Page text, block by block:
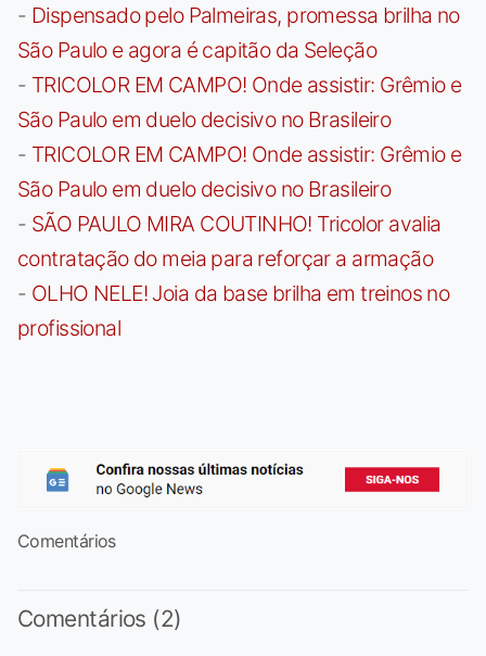
- Dispensado pelo Palmeiras, promessa brilha no
São Paulo e agora é capitão da Seleção
- TRICOLOR EM CAMPO! Onde assistir: Grêmio e
São Paulo em duelo decisivo no Brasileiro
- TRICOLOR EM CAMPO! Onde assistir: Grêmio e
São Paulo em duelo decisivo no Brasileiro
- SÃO PAULO MIRA COUTINHO! Tricolor avalia
contratação do meia para reforçar a armação
- OLHO NELE! Joia da base brilha em treinos no
profissional
Comentários
Comentários (2)